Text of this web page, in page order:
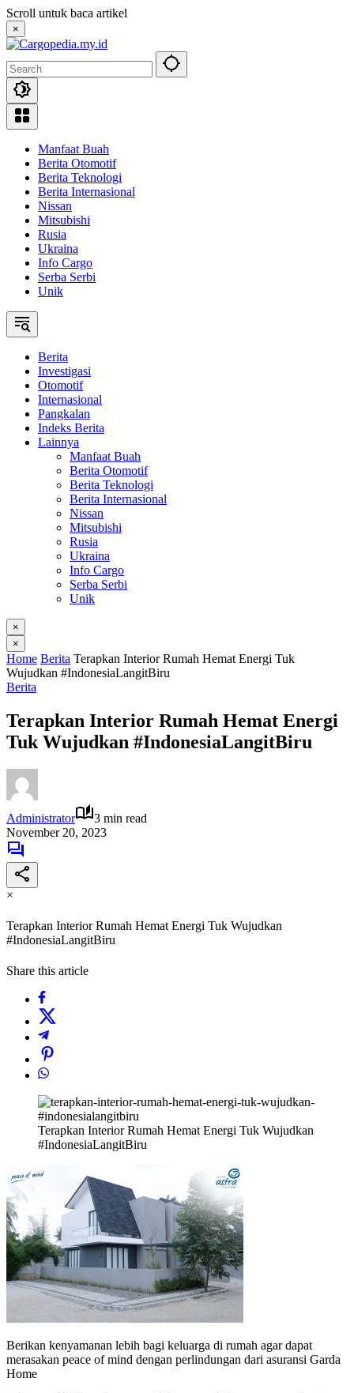
Skip
to
content
Scroll untuk baca artikel
×
Manfaat Buah
Berita Otomotif
Berita Teknologi
Berita Internasional
Nissan
Mitsubishi
Rusia
Ukraina
Info Cargo
Serba Serbi
Unik
Berita
Investigasi
Otomotif
Internasional
Pangkalan
Indeks Berita
Lainnya
Manfaat Buah
Berita Otomotif
Berita Teknologi
Berita Internasional
Nissan
Mitsubishi
Rusia
Ukraina
Info Cargo
Serba Serbi
Unik
×
×
Home Berita Terapkan Interior Rumah Hemat Energi Tuk
Wujudkan #IndonesiaLangitBiru
Berita
Terapkan Interior Rumah Hemat Energi
Tuk Wujudkan #IndonesiaLangitBiru
Administrator
3 min read
November 20, 2023
×
Terapkan Interior Rumah Hemat Energi Tuk Wujudkan
#IndonesiaLangitBiru
Share this article
Terapkan Interior Rumah Hemat Energi Tuk Wujudkan
#IndonesiaLangitBiru
Berikan kenyamanan lebih bagi keluarga di rumah agar dapat
merasakan peace of mind dengan perlindungan dari asuransi Garda
Home